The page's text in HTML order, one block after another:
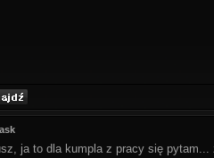
ja to dla kumpla z pracy się